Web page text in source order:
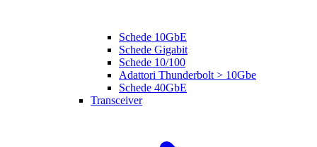
Schede 10GbE
Schede Gigabit
Schede 10/100
Adattori Thunderbolt > 10Gbe
Schede 40GbE
Transceiver